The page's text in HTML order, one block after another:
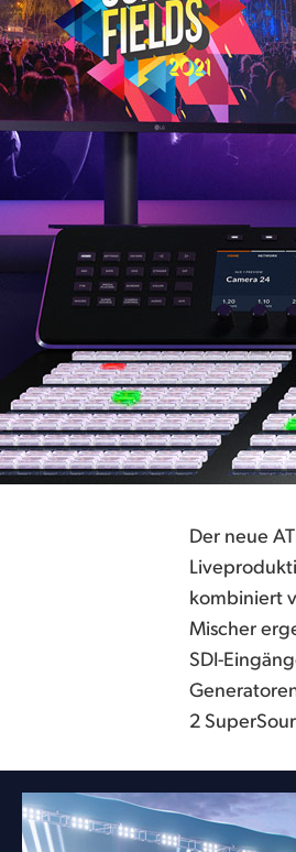
Der neue
kombiniert
Mischer
SDI-
2
Bei
einen
Talkback
156
Sie die
eine